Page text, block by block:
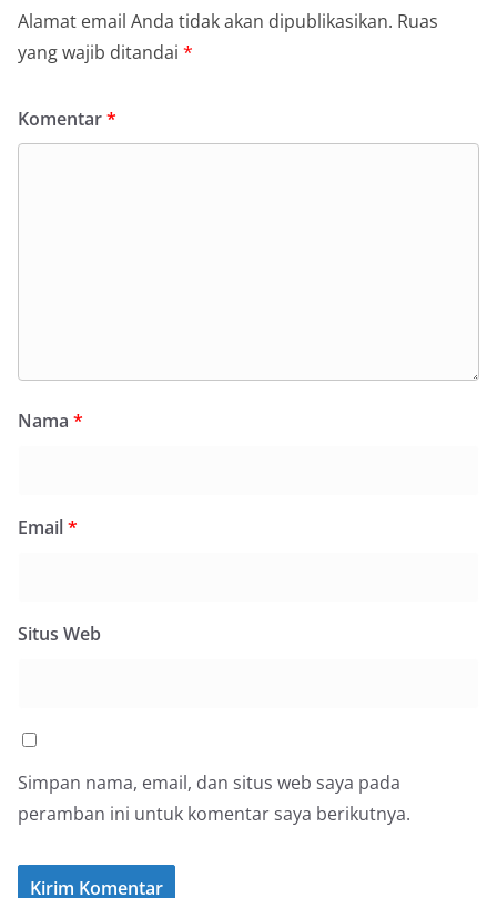
Alamat email Anda tidak akan dipublikasikan. Ruas
yang wajib ditandai *
Komentar*
Nama *
Email*
Situs Web
Simpan nama, email, dan situs web saya pada
peramban ini untuk komentar saya berikutnya.